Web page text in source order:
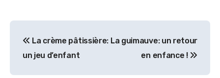
de
l’article
La crème pâtissière:
un jeu d’enfant
La guimauve: un retour
en enfance !